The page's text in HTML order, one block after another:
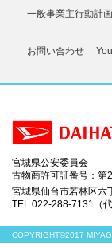
一般事業主行動計画
お問い合わせ
宮城県公安委員会
古物商許可証番号：
宮城県仙台市若林区六
TEL.022-288-7131（代
COPYRIGHT©2017